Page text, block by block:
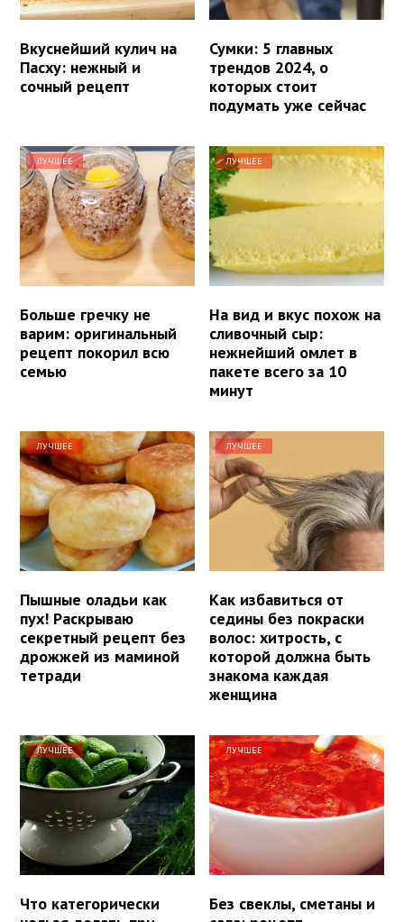
Вкуснейший кулич на
Пасху: нежный и
сочный рецепт
Сумки: 5 главных
трендов 2024, о
которых стоит
подумать уже сейчас
ЛУЧШЕЕ
Больше гречку не
варим: оригинальный
рецепт покорил всю
семью
ЛУЧШЕЕ
На вид и вкус похож на
сливочный сыр:
нежнейший омлет в
пакете всего за 10
минут
ЛУЧШЕЕ
Пышные оладьи как
пух! Раскрываю
секретный рецепт без
дрожжей из маминой
тетради
ЛУЧШЕЕ
Как избавиться от
седины без покраски
волос: хитрость, с
которой должна быть
знакома каждая
женщина
ЛУЧШЕЕ
Что категорически
ЛУЧШЕЕ
Без свеклы, сметаны и